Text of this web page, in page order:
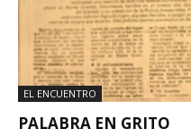
EL ENCUENTRO
PALABRA EN GRITO